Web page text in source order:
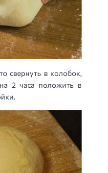
свернуть в колобок,
2 часа положить в